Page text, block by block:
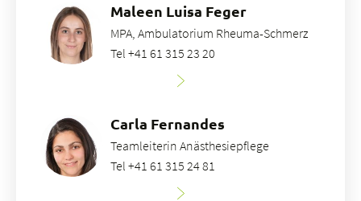
Maleen Luisa Feger
MPA, Ambulatorium Rheuma-Schmerz
Tel +41 61 315 23 20
Carla Fernandes
Teamleiterin Anästhesiepflege
Tel +41 61 315 24 81